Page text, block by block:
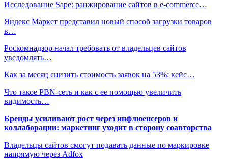
Исследование Sape: ранжирование сайтов в e-commerce…
Яндекс Маркет представил новый способ загрузки товаров
в…
Роскомнадзор начал требовать от владельцев сайтов
уведомлять…
Как за месяц снизить стоимость заявок на 53%: кейс…
Что такое PBN-сеть и как с ее помощью увеличить
видимость…
Бренды усиливают рост через инфлюенсеров и
коллаборации: маркетинг уходит в сторону соавторства
Владельцы сайтов смогут подавать данные по маркировке
напрямую через Adfox